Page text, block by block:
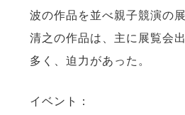
波の作品を並べ親子競演の
清之の作品は、主に展覧会
多く、迫力があった。
イベント：